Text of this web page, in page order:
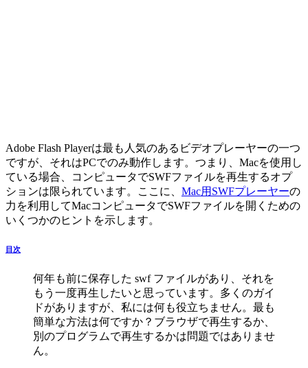
Adobe Flash Playerは最も人気のあるビデオプレーヤーの一つ
ですが、それはPCでのみ動作します。つまり、Macを使用し
ている場合、コンピュータでSWFファイルを再生するオプ
ションは限られています。ここに、 Mac用SWFプレーヤーの
力を利用してMacコンピュータでSWFファイルを開くための
いくつかのヒントを示します。
目次
何年も前に保存した swf ファイルがあり、それを
もう一度再生したいと思っています。多くのガイ
ドがありますが、私には何も役立ちません。最も
簡単な方法は何ですか？ブラウザで再生するか、
別のプログラムで再生するかは問題ではありませ
ん。